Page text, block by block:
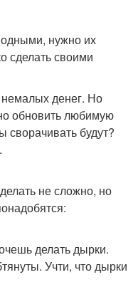
нужно их
сделать своими
денег. Но
обновить любимую
сворачивать будут?
не сложно, но
делать дырки.
Учти, что дырки